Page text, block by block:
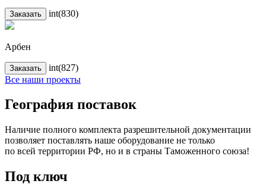
Заказать int(830)
Арбен
Заказать
int(827)
Все наши проекты
География поставок
Наличие полного комплекта разрешительной документации
позволяет поставлять наше оборудование не только
по всей территории РФ, но и в страны Таможенного союза!
Под ключ